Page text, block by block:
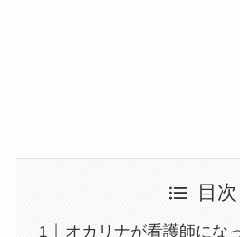
目次
オカリナが看護師にな